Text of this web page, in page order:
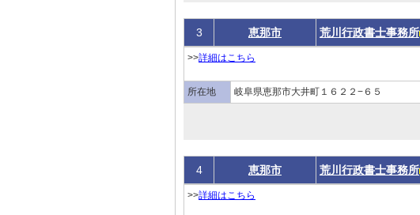
3 恵那市 荒川行政書士事務所
>>詳細はこちら
所在地 岐阜県恵那市大井町１６２２−６５
4 恵那市 荒川行政書士事務所
>>詳細はこちら